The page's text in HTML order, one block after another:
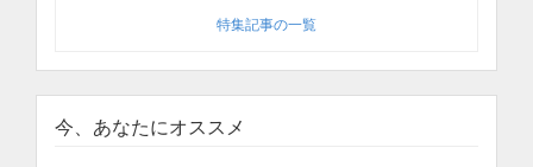
特集記事の一覧
今、あなたにオススメ